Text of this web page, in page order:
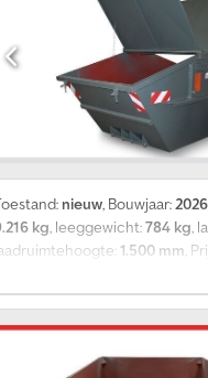
nieuw, Bouwjaar:2026
kg, leeggewicht:784 kg,
1.500 mm,
mogelijk bij afname van
financiering mogelijk. 6
RAL-kleuren naar
voorraad op onze
x 1720 x 1500 mm *